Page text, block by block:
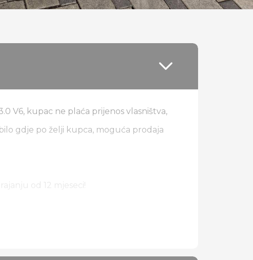
V6, kupac ne plaća prijenos vlasništva,
gdje po želji kupca, moguća prodaja
od 12 mjeseci!